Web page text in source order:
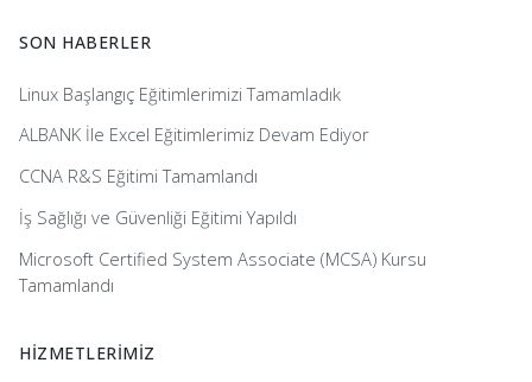
SON HABERLER
Linux Başlangıç Eğitimlerimizi Tamamladık
ALBANK İle Excel Eğitimlerimiz Devam Ediyor
CCNA R&S Eğitimi Tamamlandı
İş Sağlığı ve Güvenliği Eğitimi Yapıldı
Microsoft Certified System Associate (MCSA) Kursu
Tamamlandı
HİZMETLERİMİZ